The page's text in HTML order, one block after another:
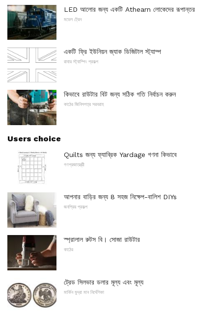
LED আলোর জন্য একটি Athearn লোকেদের রূপান্তর
মডেল ট্রেন
একটি ফ্রি ইউনিয়ন জ্যাক ডিজিটাল স্ট্যাম্প
রাবার স্ট্যাম্পিং প্রকল্প
কিভাবে রাউটার বিট জন্য সঠিক গতি নির্বাচন করুন
কাঠের জিনিসপত্র সরবরাহ
Users choice
Quilts জন্য ফ্যাব্রিক Yardage গণনা কিভাবে
গণপ্রজাতন্ত্রী
আপনার বাড়ির জন্য 8 সহজ নিক্ষেপ-বালিশ DIYs
জনপ্রিয় প্রকল্প
স্প্রালাল রুটস বি। সোজা রাউটার
কাঠের
ট্রেড সিলভার ডলার মূল্য এবং মূল্য
মার্কিন মুদ্রা মান নির্দেশিকা